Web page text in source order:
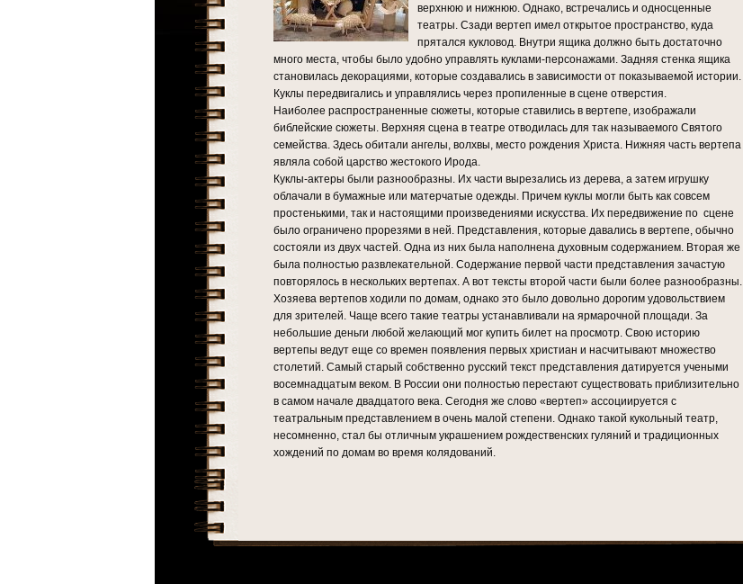
верхнюю и нижнюю. Однако, встречались и односценные
театры. Сзади вертеп имел открытое пространство, куда
прятался кукловод. Внутри ящика должно быть достаточно
много места, чтобы было удобно управлять куклами-персонажами. Задняя стенка ящика
становилась декорациями, которые создавались в зависимости от показываемой истории.
Куклы передвигались и управлялись через пропиленные в сцене отверстия.
Наиболее распространенные сюжеты, которые ставились в вертепе, изображали
библейские сюжеты. Верхняя сцена в театре отводилась для так называемого Святого
семейства. Здесь обитали ангелы, волхвы, место рождения Христа. Нижняя часть вертепа
являла собой царство жестокого Ирода.
Куклы-актеры были разнообразны. Их части вырезались из дерева, а затем игрушку
облачали в бумажные или матерчатые одежды. Причем куклы могли быть как совсем
простенькими, так и настоящими произведениями искусства. Их передвижение по сцене
было ограничено прорезями в ней. Представления, которые давались в вертепе, обычно
состояли из двух частей. Одна из них была наполнена духовным содержанием. Вторая же
была полностью развлекательной. Содержание первой части представления зачастую
повторялось в нескольких вертепах. А вот тексты второй части были более разнообразны.
Хозяева вертепов ходили по домам, однако это было довольно дорогим удовольствием
для зрителей. Чаще всего такие театры устанавливали на ярмарочной площади. За
небольшие деньги любой желающий мог купить билет на просмотр. Свою историю
вертепы ведут еще со времен появления первых христиан и насчитывают множество
столетий. Самый старый собственно русский текст представления датируется учеными
восемнадцатым веком. В России они полностью перестают существовать приблизительно
в самом начале двадцатого века. Сегодня же слово «вертеп» ассоциируется с
театральным представлением в очень малой степени. Однако такой кукольный театр,
несомненно, стал бы отличным украшением рождественских гуляний и традиционных
хождений по домам во время колядований.